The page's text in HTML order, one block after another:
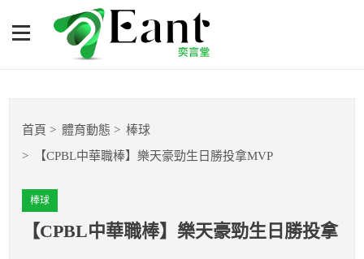
【CPBL中華職棒】樂天豪
勁生日勝投拿MVP
籃球
球隊數據
首頁 體育動態 棒球
【CPBL中華職棒】樂天豪勁生日勝投拿MVP
棒球
【CPBL中華職棒】樂天豪勁生日勝投拿